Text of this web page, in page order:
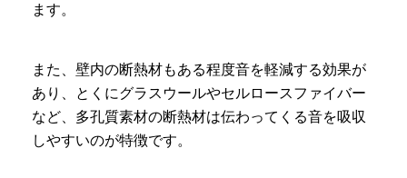
ます。
また、壁内の断熱材もある程度音を軽減する効果が
あり、とくにグラスウールやセルロースファイバー
など、多孔質素材の断熱材は伝わってくる音を吸収
しやすいのが特徴です。